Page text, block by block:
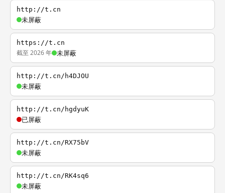
http://t.cn
未屏蔽
https://t.cn
截至 2026 年 未屏蔽
http://t.cn/h4DJOU
未屏蔽
http://t.cn/hgdyuK
已屏蔽
http://t.cn/RX75bV
未屏蔽
http://t.cn/RK4sq6
未屏蔽